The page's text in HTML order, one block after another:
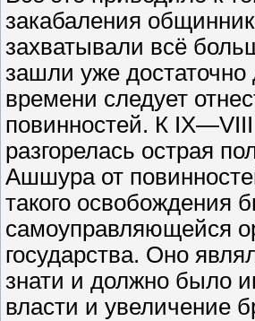
закабаления
захватывали всё
зашли уже достаточно
времени следует
повинностей. К IX—VIII
разгорелась острая
Ашшура от
такого освобождения
самоуправляющейся
государства. Оно
знати и должно было
власти и увеличение